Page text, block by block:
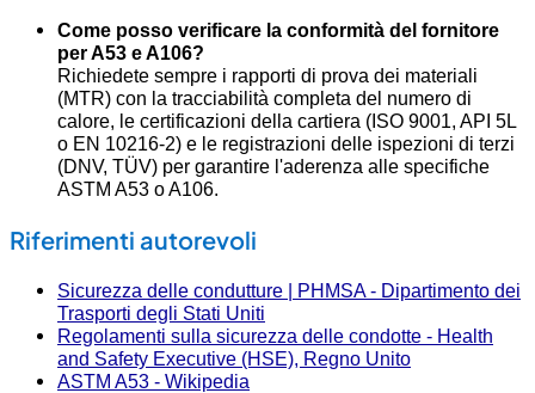
Come posso verificare la conformità del fornitore
per A53 e A106?
Richiedete sempre i rapporti di prova dei materiali
(MTR) con la tracciabilità completa del numero di
calore, le certificazioni della cartiera (ISO 9001, API 5L
o EN 10216-2) e le registrazioni delle ispezioni di terzi
(DNV, TÜV) per garantire l'aderenza alle specifiche
ASTM A53 o A106.
Riferimenti autorevoli
Sicurezza delle condutture | PHMSA - Dipartimento dei
Trasporti degli Stati Uniti
Regolamenti sulla sicurezza delle condotte - Health
and Safety Executive (HSE), Regno Unito
ASTM A53 - Wikipedia